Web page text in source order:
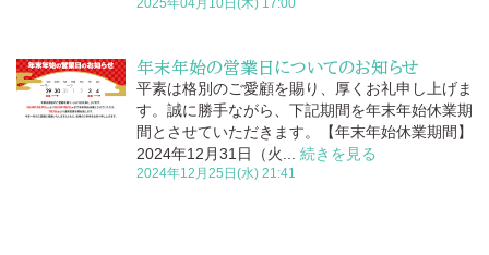
2025年04月10日(木) 17:00
年末年始の営業日についてのお知らせ
平素は格別のご愛顧を賜り、厚くお礼申し上げま
す。誠に勝手ながら、下記期間を年末年始休業期
間とさせていただきます。【年末年始休業期間】
2024年12月31日（火...
続きを見る
2024年12月25日(水) 21:41